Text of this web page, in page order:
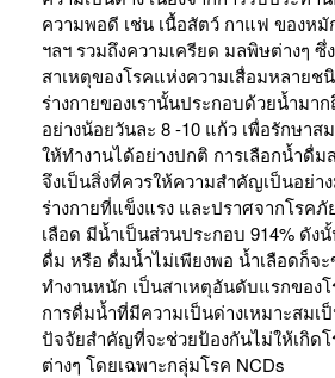
ความพอดี เช่น เนื้อสัตว์ กาแฟ ของห
ฯลฯ รวมถึงความเครียด มลพิษต่างๆ ซึ่
สาเหตุของโรคแห่งความเสื่อมหลายช
ร่างกายของเรานั้นประกอบด้วยน้ำมาก
อย่างน้อยวันละ 8 -10 แก้ว เพื่อรักษาส
ให้ทำงานได้อย่างปกติ การเลือกน้ำดื่
จึงเป็นสิ่งที่ควรให้ความสำคัญเป็นอย่า
ร่างกายที่แข็งแรง และปราศจากโรคภั
เลือด มีน้ำเป็นส่วนประกอบ 914% ดัง
ดื่ม หรือ ดื่มน้ำไม่เพียงพอ น้ำเลือดก็จ
ทำงานหนัก เป็นสาเหตุอันดับแรกของโ
การดื่มน้ำที่มีความเป็นด่างเหมาะสมเ
ปัจจัยสำคัญที่จะช่วยป้องกันไม่ให้เกิด
ต่างๆ โดยเฉพาะกลุ่มโรค NCDs